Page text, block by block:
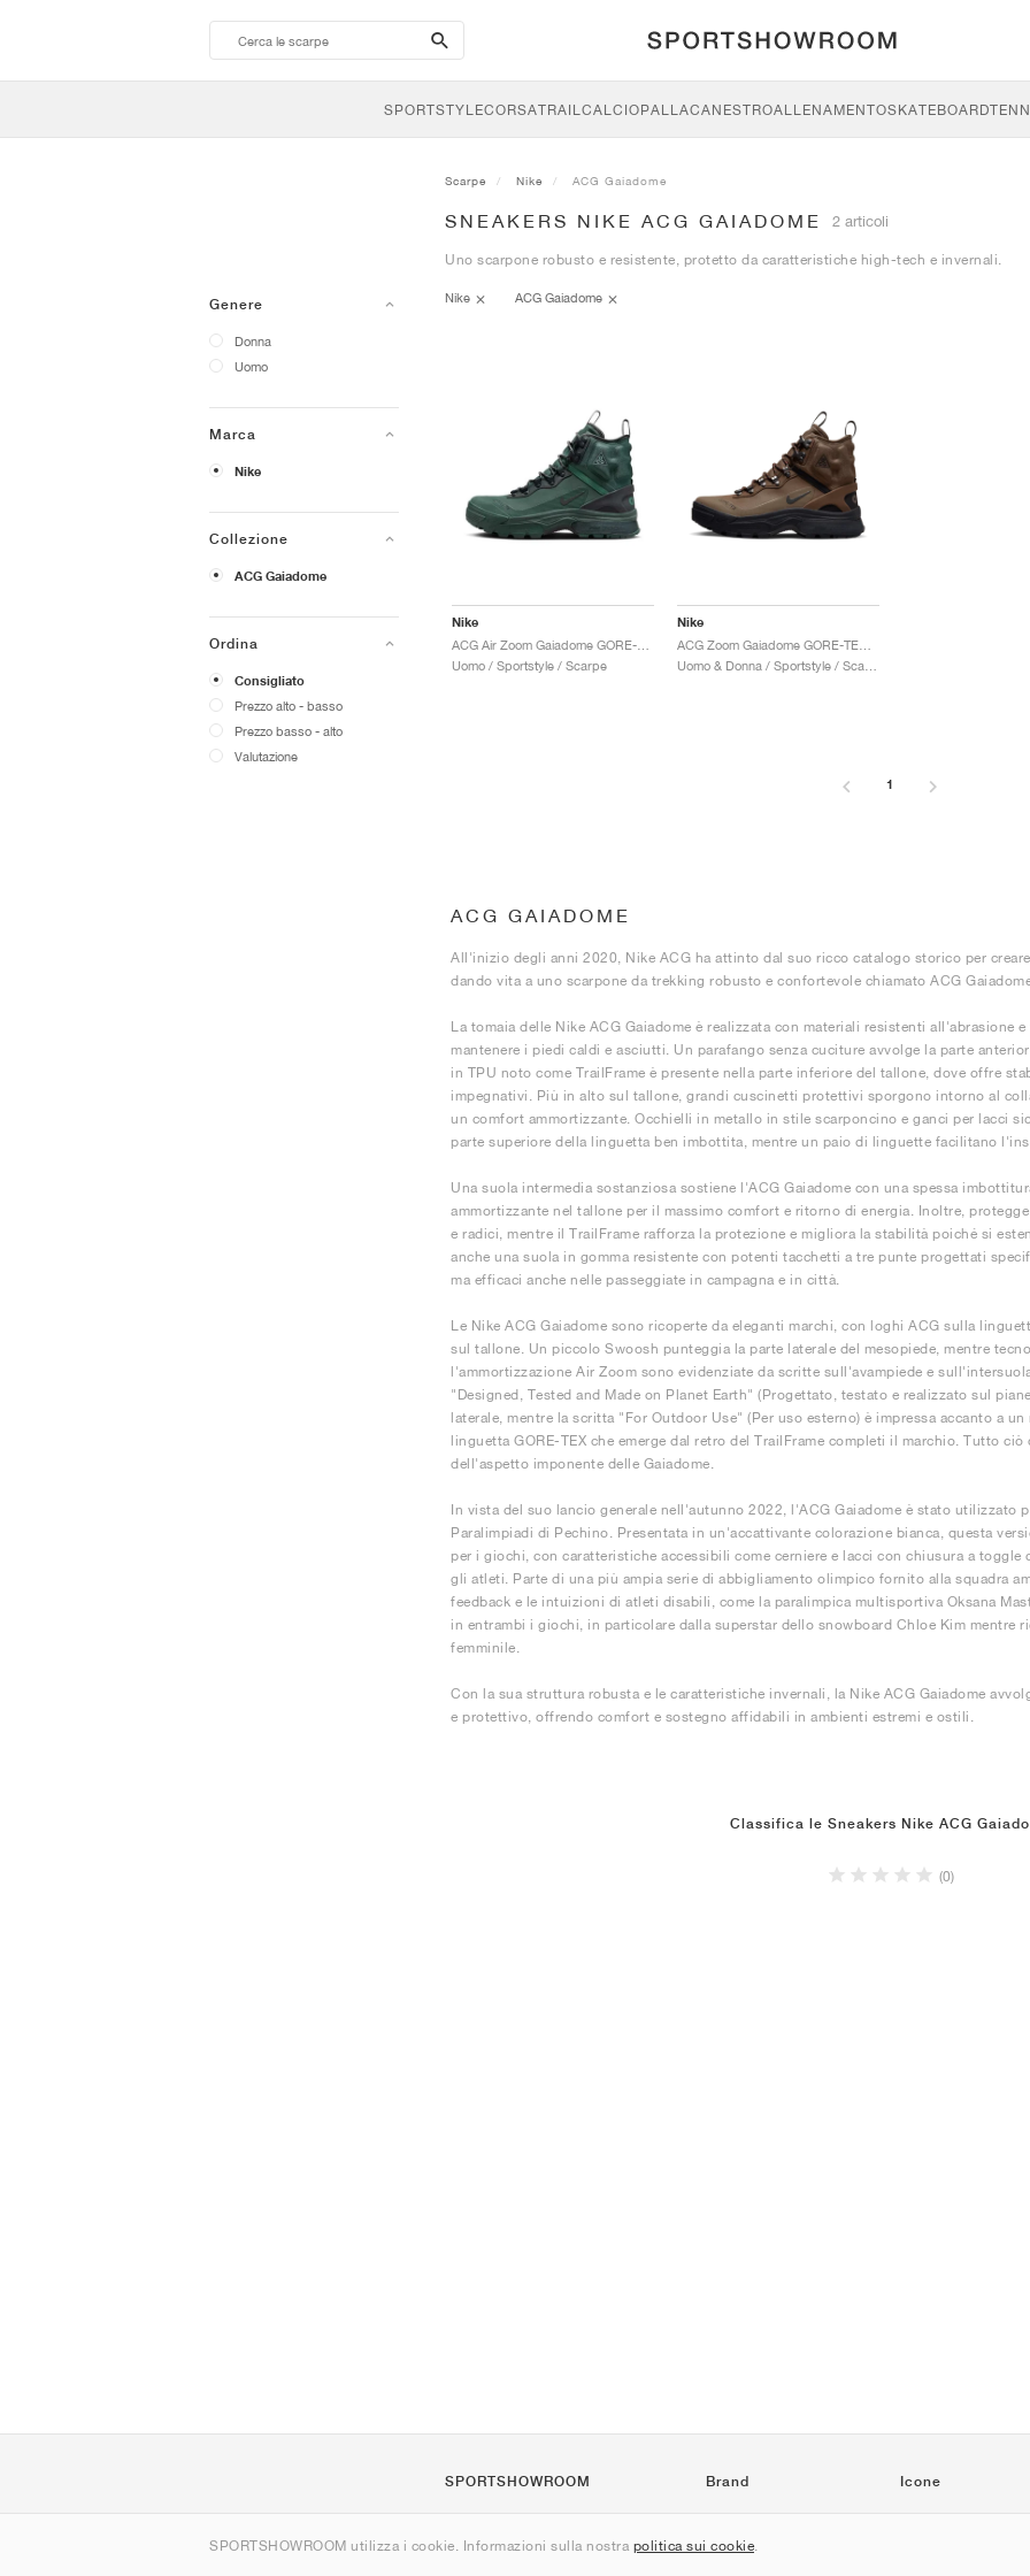
search-
btn
SPORTSTYLECORSATRAILCALCIOPALLACANESTROALLENAMENTOSKATEBOARD
Genere
Donna
Uomo
Marca
Nike
Collezione
ACG Gaiadome
Ordina
Consigliato
Prezzo alto - basso
Prezzo basso - alto
Valutazione
Scarpe Nike ACG Gaiadome
SNEAKERS NIKE ACG GAIADOME 2 articoli
Uno scarpone robusto e resistente, protetto da caratteristiche high-tech e invernali.
Nike ACG Gaiadome
Nike
Uomo / Sportstyle / Scarpe
Nike
ACG Zoom Gaiadome GORE-TEX "Trails End Brown"
1
ACG GAIADOME
All'inizio degli anni 2020, Nike ACG ha attinto dal suo ricco catalogo storico per
dando vita a uno scarpone da trekking robusto e confortevole chiamato ACG
La tomaia delle Nike ACG Gaiadome è realizzata con materiali resistenti all'abrasione
mantenere i piedi caldi e asciutti. Un parafango senza cuciture avvolge la parte
in TPU noto come TrailFrame è presente nella parte inferiore del tallone, dove offre
impegnativi. Più in alto sul tallone, grandi cuscinetti protettivi sporgono intorno al
un comfort ammortizzante. Occhielli in metallo in stile scarponcino e ganci per lacci
parte superiore della linguetta ben imbottita, mentre un paio di linguette facilitano
Una suola intermedia sostanziosa sostiene l'ACG Gaiadome con una spessa
ammortizzante nel tallone per il massimo comfort e ritorno di energia. Inoltre,
e radici, mentre il TrailFrame rafforza la protezione e migliora la stabilità poiché si
anche una suola in gomma resistente con potenti tacchetti a tre punte progettati
ma efficaci anche nelle passeggiate in campagna e in città.
Le Nike ACG Gaiadome sono ricoperte da eleganti marchi, con loghi ACG sulla
sul tallone. Un piccolo Swoosh punteggia la parte laterale del mesopiede, mentre
l'ammortizzazione Air Zoom sono evidenziate da scritte sull'avampiede e
"Designed, Tested and Made on Planet Earth" (Progettato, testato e realizzato sul
laterale, mentre la scritta "For Outdoor Use" (Per uso esterno) è impressa accanto a
linguetta GORE-TEX che emerge dal retro del TrailFrame completi il marchio. Tutto
dell'aspetto imponente delle Gaiadome.
In vista del suo lancio generale nell'autunno 2022, l'ACG Gaiadome è stato utilizzato
Paralimpiadi di Pechino. Presentata in un'accattivante colorazione bianca, questa
per i giochi, con caratteristiche accessibili come cerniere e lacci con chiusura a
gli atleti. Parte di una più ampia serie di abbigliamento olimpico fornito alla squadra
feedback e le intuizioni di atleti disabili, come la paralimpica multisportiva Oksana
in entrambi i giochi, in particolare dalla superstar dello snowboard Chloe Kim mentre
femminile.
Con la sua struttura robusta e le caratteristiche invernali, la Nike ACG Gaiadome
e protettivo, offrendo comfort e sostegno affidabili in ambienti estremi e ostili.
Classifica le Sneakers Nike ACG
(0)
SPORTSHOWROOM utilizza i cookie. Informazioni sulla nostra politica sui cookie
SPORTSHOWROOM
Contatti
Brand
Jordan
Icone